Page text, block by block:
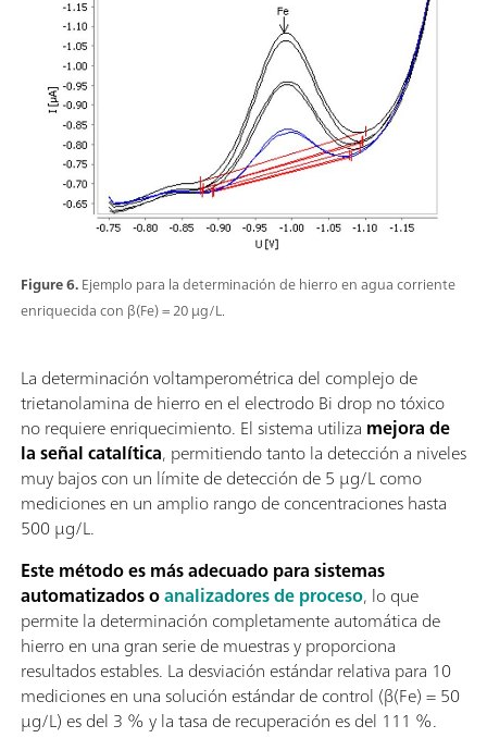
Figure 6.Ejemplo para la determinación de hierro en agua corriente
enriquecida con β(Fe) = 20 µg/L.
La determinación voltamperométrica del complejo de
trietanolamina de hierro en el electrodo Bi drop no tóxico
no requiere enriquecimiento. El sistema utiliza mejora de
la señal catalítica, permitiendo tanto la detección a niveles
muy bajos con un límite de detección de 5 µg/L como
mediciones en un amplio rango de concentraciones hasta
500 µg/L.
Este método es más adecuado para sistemas
automatizados oanalizadores de proceso, lo que
permite la determinación completamente automática de
hierro en una gran serie de muestras y proporciona
resultados estables. La desviación estándar relativa para 10
mediciones en una solución estándar de control (β(Fe) = 50
µg/L) es del 3 % y la tasa de recuperación es del 111 %.